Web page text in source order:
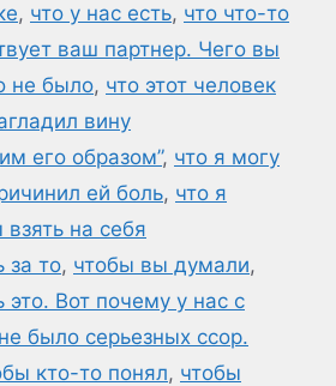
, что у нас есть, что что-то
ваш партнер. Чего вы
не было, что этот человек
вину
его образом”, что я могу
ей боль, что я
взять на себя
за то, чтобы вы думали,
это. Вот почему у нас с
было серьезных ссор.
кто-то понял, чтобы